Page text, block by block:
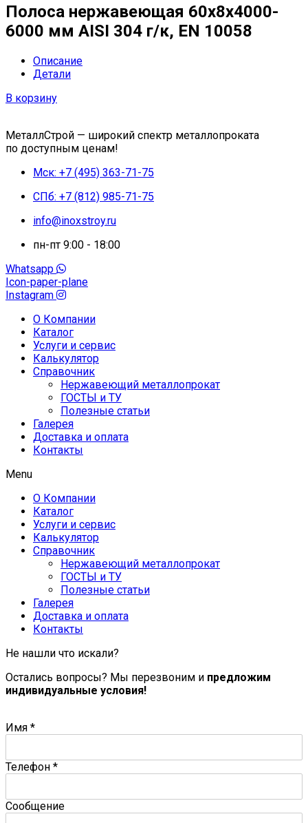
Полоса нержавеющая 60х8х4000-
6000 мм AISI 304 г/к, EN 10058
Описание
Детали
В корзину
МеталлСтрой — широкий спектр металлопроката
по доступным ценам!
Мск: +7 (495) 363-71-75
СПб: +7 (812) 985-71-75
info@inoxstroy.ru
пн-пт 9:00 - 18:00
Whatsapp
Icon-paper-plane
Instagram
О Компании
Каталог
Услуги и сервис
Калькулятор
Справочник
Нержавеющий металлопрокат
ГОСТЫ и ТУ
Полезные статьи
Галерея
Доставка и оплата
Контакты
Menu
О Компании
Каталог
Услуги и сервис
Калькулятор
Справочник
Нержавеющий металлопрокат
ГОСТЫ и ТУ
Полезные статьи
Галерея
Доставка и оплата
Контакты
Не нашли что искали?
Остались вопросы? Мы перезвоним и предложим
индивидуальные условия!
Имя *
Телефон *
Сообщение